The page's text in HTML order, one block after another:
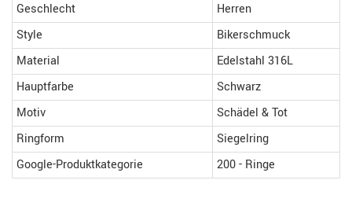
Geschlecht
Herren
Style
Bikerschmuck
Material
Edelstahl 316L
Hauptfarbe
Schwarz
Motiv
Schädel & Tot
Ringform
Siegelring
Google-Produktkategorie
200 - Ringe